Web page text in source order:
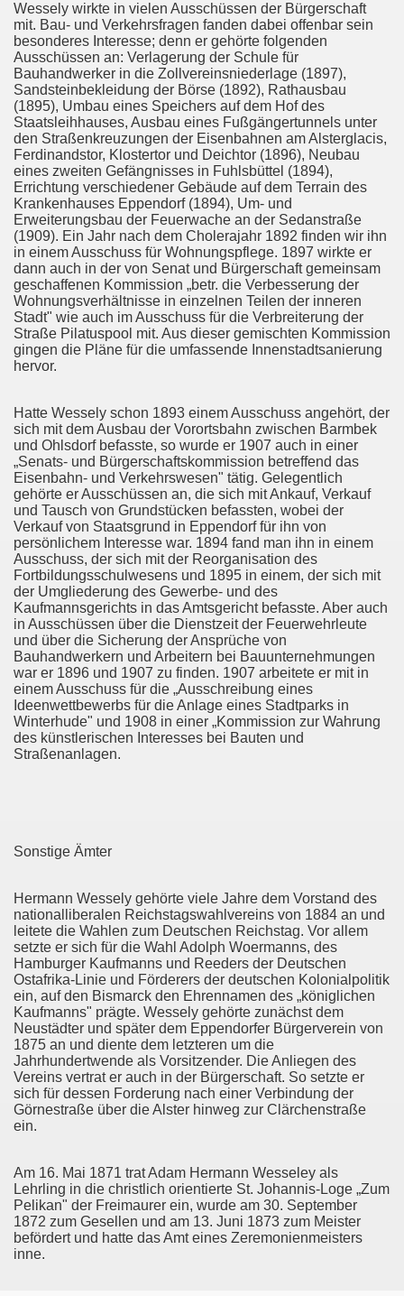
Wessely wirkte in vielen Ausschüssen der Bürgerschaft
mit. Bau- und Verkehrsfragen fanden dabei offenbar sein
besonderes Interesse; denn er gehörte folgenden
Ausschüssen an: Verlagerung der Schule für
Bauhandwerker in die Zollvereinsniederlage (1897),
Sandsteinbekleidung der Börse (1892), Rathausbau
(1895), Umbau eines Speichers auf dem Hof des
Staatsleihhauses, Ausbau eines Fußgängertunnels unter
den Straßenkreuzungen der Eisenbahnen am Alsterglacis,
Ferdinandstor, Klostertor und Deichtor (1896), Neubau
eines zweiten Gefängnisses in Fuhlsbüttel (1894),
Errichtung verschiedener Gebäude auf dem Terrain des
Krankenhauses Eppendorf (1894), Um- und
Erweiterungsbau der Feuerwache an der Sedanstraße
(1909). Ein Jahr nach dem Cholerajahr 1892 finden wir ihn
in einem Ausschuss für Wohnungspflege. 1897 wirkte er
dann auch in der von Senat und Bürgerschaft gemeinsam
geschaffenen Kommission „betr. die Verbesserung der
Wohnungsverhältnisse in einzelnen Teilen der inneren
Stadt" wie auch im Ausschuss für die Verbreiterung der
Straße Pilatuspool mit. Aus dieser gemischten Kommission
gingen die Pläne für die umfassende Innenstadtsanierung
hervor.
Hatte Wessely schon 1893 einem Ausschuss angehört, der
sich mit dem Ausbau der Vorortsbahn zwischen Barmbek
und Ohlsdorf befasste, so wurde er 1907 auch in einer
„Senats- und Bürgerschaftskommission betreffend das
Eisenbahn- und Verkehrswesen" tätig. Gelegentlich
gehörte er Ausschüssen an, die sich mit Ankauf, Verkauf
und Tausch von Grundstücken befassten, wobei der
Verkauf von Staatsgrund in Eppendorf für ihn von
persönlichem Interesse war. 1894 fand man ihn in einem
Ausschuss, der sich mit der Reorganisation des
Fortbildungsschulwesens und 1895 in einem, der sich mit
der Umgliederung des Gewerbe- und des
Kaufmannsgerichts in das Amtsgericht befasste. Aber auch
in Ausschüssen über die Dienstzeit der Feuerwehrleute
und über die Sicherung der Ansprüche von
Bauhandwerkern und Arbeitern bei Bauunternehmungen
war er 1896 und 1907 zu finden. 1907 arbeitete er mit in
einem Ausschuss für die „Ausschreibung eines
Ideenwettbewerbs für die Anlage eines Stadtparks in
Winterhude" und 1908 in einer „Kommission zur Wahrung
des künstlerischen Interesses bei Bauten und
Straßenanlagen.
Sonstige Ämter
Hermann Wessely gehörte viele Jahre dem Vorstand des
nationalliberalen Reichstagswahlvereins von 1884 an und
leitete die Wahlen zum Deutschen Reichstag. Vor allem
setzte er sich für die Wahl Adolph Woermanns, des
Hamburger Kaufmanns und Reeders der Deutschen
Ostafrika-Linie und Förderers der deutschen Kolonialpolitik
ein, auf den Bismarck den Ehrennamen des „königlichen
Kaufmanns" prägte. Wessely gehörte zunächst dem
Neustädter und später dem Eppendorfer Bürgerverein von
1875 an und diente dem letzteren um die
Jahrhundertwende als Vorsitzender. Die Anliegen des
Vereins vertrat er auch in der Bürgerschaft. So setzte er
sich für dessen Forderung nach einer Verbindung der
Görnestraße über die Alster hinweg zur Clärchenstraße
ein.
Am 16. Mai 1871 trat Adam Hermann Wesseley als
Lehrling in die christlich orientierte St. Johannis-Loge „Zum
Pelikan" der Freimaurer ein, wurde am 30. September
1872 zum Gesellen und am 13. Juni 1873 zum Meister
befördert und hatte das Amt eines Zeremonienmeisters
inne.